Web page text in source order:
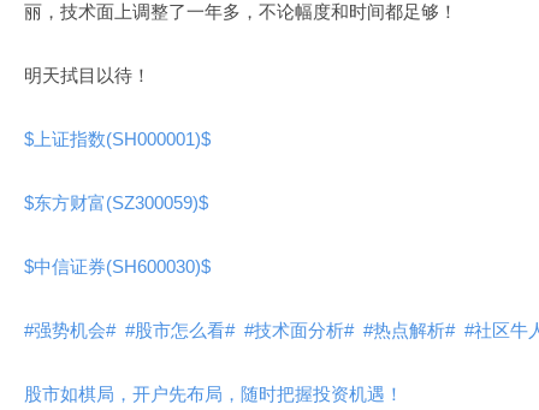
丽，技术面上调整了一年多，不论幅度和时间都足够！
明天拭目以待！
$上证指数(SH000001)$
$东方财富(SZ300059)$
$中信证券(SH600030)$
#强势机会# #股市怎么看# #技术面分析# #热点解析# #社区牛
股市如棋局，开户先布局，随时把握投资机遇！